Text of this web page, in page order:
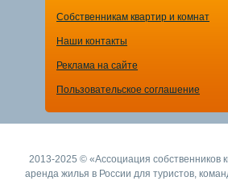
Собственникам квартир и комнат
Наши контакты
Реклама на сайте
Пользовательское соглашение
2013-2025 © «Ассоциация собственников
аренда жилья в России для туристов,